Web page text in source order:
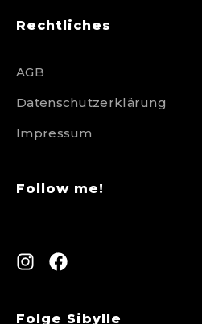
Rechtliches
AGB
Datenschutzerklärung
Impressum
Follow me!
Folge Sibylle